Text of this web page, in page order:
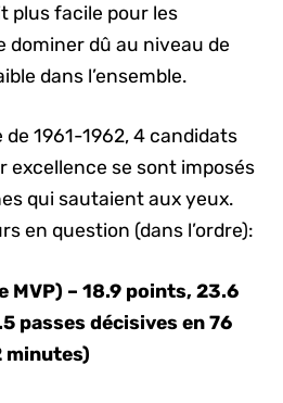
plus facile pour les
dominer dû au niveau de
dans l’ensemble.
1961-1962, 4 candidats
excellence se sont imposés
qui sautaient aux yeux.
en question (dans l’ordre):
MVP) – 18.9 points, 23.6
passes décisives en 76
minutes)